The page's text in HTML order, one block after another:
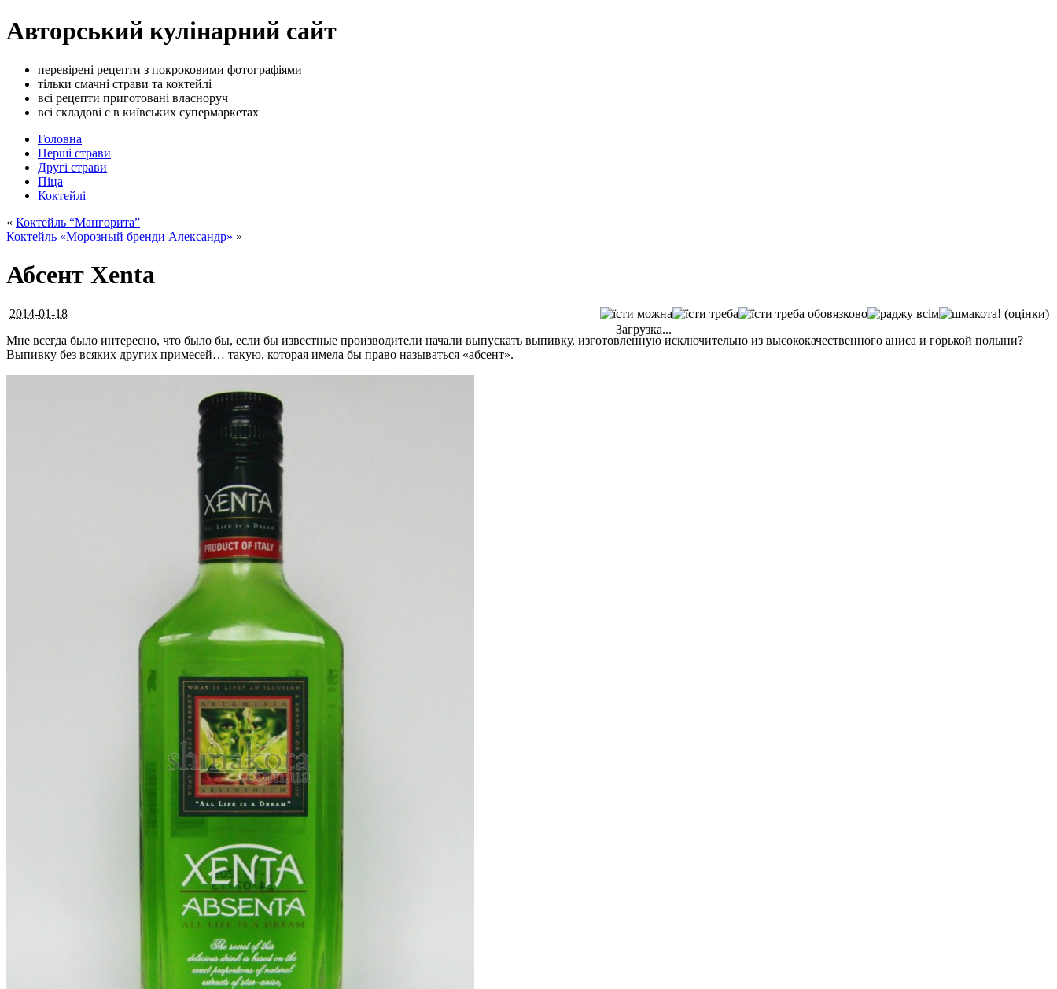
Авторський кулінарний сайт
перевірені рецепти з покроковими фотографіями
тільки смачні страви та коктейлі
всі рецепти приготовані власноруч
всі складові є в київських супермаркетах
Головна
Перші страви
Другі страви
Піца
Коктейлі
« Коктейль “Мангорита”
Коктейль «Морозный бренди Александр» »
Абсент Xenta
2014-01-18
(оцінки)
Загрузка...
Мне всегда было интересно, что было бы, если бы известные производители начали выпускать выпивку, изготовленную исключительно из высококачественного аниса и горькой полыни?
Выпивку без всяких других примесей… такую​​, которая имела бы право называться «абсент».